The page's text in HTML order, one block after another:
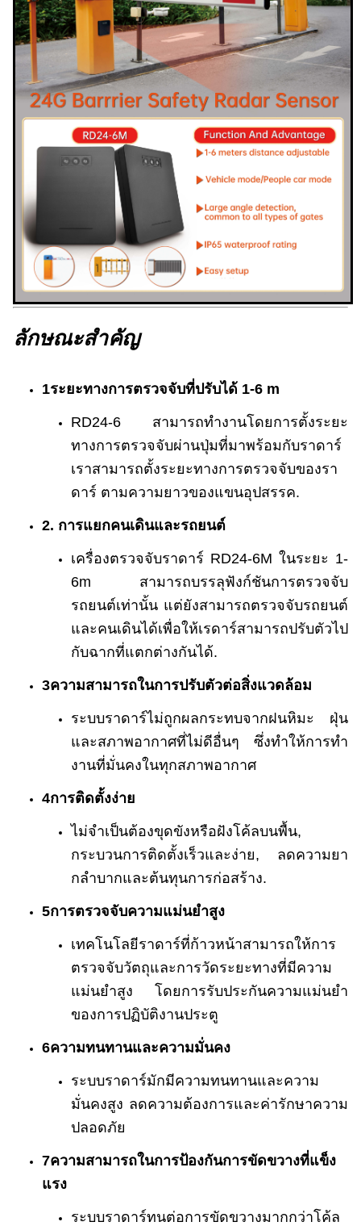
ลักษณะสําคัญ
1ระยะทางการตรวจจับที่ปรับได้ 1-6 m
RD24-6 สามารถทํางานโดยการตั้งระยะ
ทางการตรวจจับผ่านปุ่มที่มาพร้อมกับราดาร์
เราสามารถตั้งระยะทางการตรวจจับของรา
ดาร์ ตามความยาวของแขนอุปสรรค.
2. การแยกคนเดินและรถยนต์
เครื่องตรวจจับราดาร์ RD24-6M ในระยะ 1-
6m สามารถบรรลุฟังก์ชันการตรวจจับ
รถยนต์เท่านั้น แต่ยังสามารถตรวจจับรถยนต์
และคนเดินได้เพื่อให้เรดาร์สามารถปรับตัวไป
กับฉากที่แตกต่างกันได้.
3ความสามารถในการปรับตัวต่อสิ่งแวดล้อม
ระบบราดาร์ไม่ถูกผลกระทบจากฝนหิมะ ฝุ่น
และสภาพอากาศที่ไม่ดีอื่นๆ ซึ่งทําให้การทํา
งานที่มั่นคงในทุกสภาพอากาศ
4การติดตั้งง่าย
ไม่จําเป็นต้องขุดขังหรือฝังโค้ลบนพื้น,
กระบวนการติดตั้งเร็วและง่าย, ลดความยา
กลําบากและต้นทุนการก่อสร้าง.
5การตรวจจับความแม่นยําสูง
เทคโนโลยีราดาร์ที่ก้าวหน้าสามารถให้การ
ตรวจจับวัตถุและการวัดระยะทางที่มีความ
แม่นยําสูง โดยการรับประกันความแม่นยํา
ของการปฏิบัติงานประตู
6ความทนทานและความมั่นคง
ระบบราดาร์มักมีความทนทานและความ
มั่นคงสูง ลดความต้องการและค่ารักษาความ
ปลอดภัย
7ความสามารถในการป้องกันการขัดขวางที่แข็ง
แรง
ระบบราดาร์ทนต่อการขัดขวางมากกว่าโค้ล